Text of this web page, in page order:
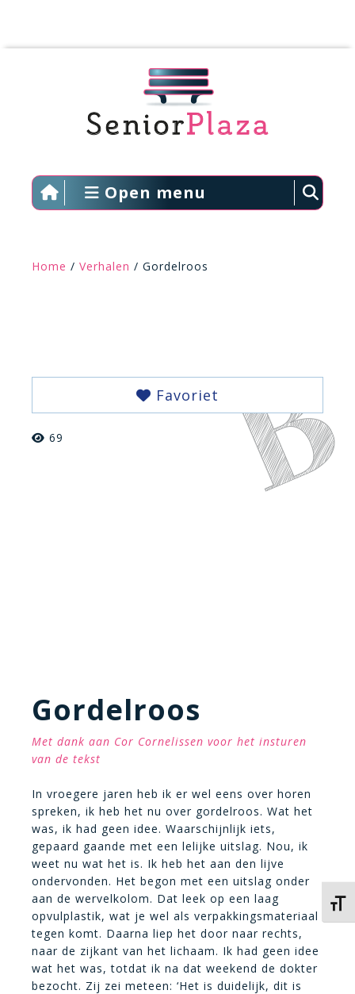
Open menu
Home / Verhalen / Gordelroos
Favoriet
69
Gordelroos
Met dank aan Cor Cornelissen voor het insturen
van de tekst
In vroegere jaren heb ik er wel eens over horen
spreken, ik heb het nu over gordelroos. Wat het
was, ik had geen idee. Waarschijnlijk iets,
gepaard gaande met een lelijke uitslag. Nou, ik
weet nu wat het is. Ik heb het aan den lijve
ondervonden. Het begon met een uitslag onder
aan de wervelkolom. Dat leek op een laag
opvulplastik, wat je wel als verpakkingsmateriaal
tegen komt. Daarna liep het door naar rechts,
naar de zijkant van het lichaam. Ik had geen idee
wat het was, totdat ik na dat weekend de dokter
bezocht. Zij zei meteen: ‘Het is duidelijk, dit is